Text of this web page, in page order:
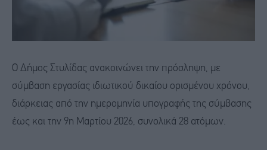
Ο Δήμος Στυλίδας ανακοινώνει την πρόσληψη, με
σύμβαση εργασίας ιδιωτικού δικαίου ορισμένου χρόνου,
διάρκειας από την ημερομηνία υπογραφής της σύμβασης
έως και την 9η Μαρτίου 2026, συνολικά 28 ατόμων.